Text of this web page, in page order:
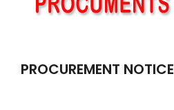
PROCUREMENT NOTICE